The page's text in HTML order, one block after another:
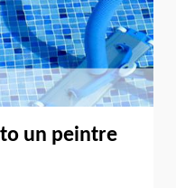
un peintre